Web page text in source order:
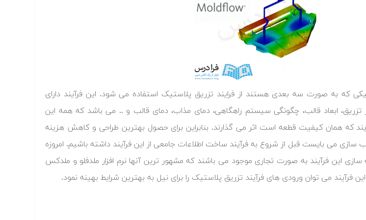
که به صورت سه بعدی هستند از فرایند تزریق پلاستیک استفاده می شود. این فرآیند دارای
ابعاد قالب، چگونگی سیستم راهگاهی، دمای مذاب، دمای قالب و .. می باشد که همه این
که همان کیفیت قطعه است اثر می گذارند. بنابراین برای حصول بهترین طراحی و کاهش هزینه
می بایست قبل از شروع به فرآیند ساخت اطلاعات جامعی از این فرآیند داشته باشیم. امروزه
این فرآیند به صورت تجاری موجود می باشند که مشهور ترین آنها نرم افزار ملدفلو و ملدکس
فرآیند می توان ورودی های فرآیند تزریق پلاستیک را برای نیل به بهترین شرایط بهینه نمود.